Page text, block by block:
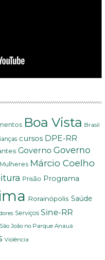
Boa Vista Brasil
cursos DPE-RR
Governo Governo
Mulheres Márcio Coelho
Prisão Programa
Rorainópolis Saúde
Serviços Sine-RR
São João no Parque Anauá
Violência